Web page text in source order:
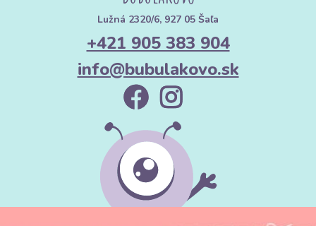
Lužná 2320/6, 927 05 Šaľa
+421 905 383 904
info@bubulakovo.sk